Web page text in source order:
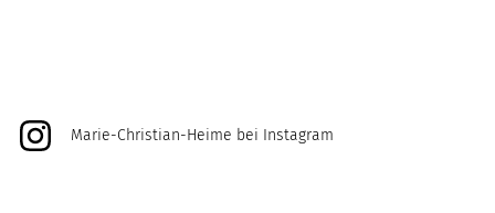
Marie-Christian-Heime bei Instagram